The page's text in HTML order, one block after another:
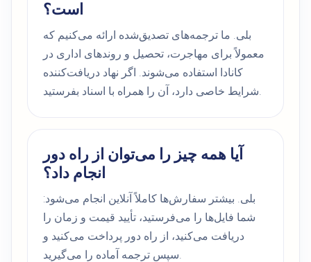
است؟
بلی. ما ترجمه‌های تصدیق‌شده ارائه می‌کنیم که
معمولاً برای مهاجرت، تحصیل و روندهای اداری در
کانادا استفاده می‌شوند. اگر نهاد دریافت‌کننده
شرایط خاصی دارد، آن را همراه با اسناد بفرستید.
آیا همه چیز را می‌توان از راه دور
انجام داد؟
بلی. بیشتر سفارش‌ها کاملاً آنلاین انجام می‌شود:
شما فایل‌ها را می‌فرستید، تأیید قیمت و زمان را
دریافت می‌کنید، از راه دور پرداخت می‌کنید و
سپس ترجمه آماده را می‌گیرید.